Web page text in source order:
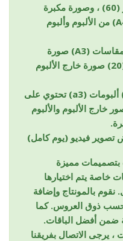
ألبومان (A3) و (A4) ، عدد الصور (60) ، وصورة مكبرة
(A3) ، بالإضافة إلى (10) صور (A4) من الألبوم وألبوم
ألبومان عدد الصور (100) ألبوم بمقاسات (A3) صورة
حرارية ومكبر (A3) بالإضافة إلى (20) صورة خارج الألبوم
عرض (يوم كامل) بما في ذلك (3) ألبومات (a3) ​​تحتوي على
بالإضافة إلى (20) صور خارج الألبوم والألبوم
تصوير فيديو (يوم كامل)
بتصميمات مميزة
خاصة يتم اختيارها
نقوم بالمونتاج وإضافة
حسب ذوق العروس. كما
ضمن أفضل الباقات.
يرجى الاتصال بفريقنا